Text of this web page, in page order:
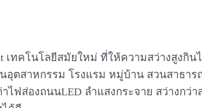
เทคโนโลยีสมัยใหม่ ที่ให้ความสว่างสูงกิ
อุตสาหกรรม โรงแรม หมู่บ้าน สวนสาธา
ไฟส่องถนนLED ลำแสงกระจาย สว่างกว่